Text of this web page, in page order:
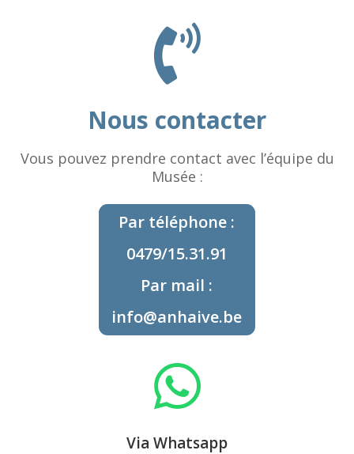

Nous contacter
Vous pouvez prendre contact avec l’équipe du
Musée :
Par téléphone :
0479/15.31.91
Par mail :
info@anhaive.be

Via Whatsapp